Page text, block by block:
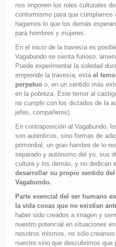
nos imponen los roles culturales
conformismo para que cumplamos
hagamos lo que los demás
para hombres y mujeres.
En el inicio de la travesía es
Vagabundo se sienta furioso,
Puede experimentar la soledad
emprende la travesía, está el
perpetuo o, en un sentido más
en la pobreza. Este temor al
no cumplir con los dictados de la
jefes, compañeros).
En contraposición al Vagabundo,
son auténticos, sino formas de
primordial, un gran hambre de lo
separado y autónomo del yo, sus
cultura y los demás, y no dedican
desarrollar su propio sentido
Vagabundo.
Parte esencial del ser humano
la vida cosas que no existían
haber sido creados a imagen y
nuestro potencial en situaciones
nosotros mismos, no sólo
nuestro sino que descubrimos que